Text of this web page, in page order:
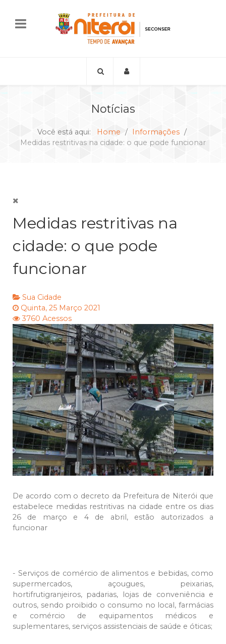
Notícias
Você está aqui: Home
Informações
Medidas restritivas na cidade: o que pode funcionar
Medidas restritivas na
cidade: o que pode
funcionar
Sua Cidade
Quinta, 25 Março 2021
3760 Acessos
De acordo com o decreto da Prefeitura de Niterói que
estabelece medidas restritivas na cidade entre os dias
26 de março e 4 de abril, estão autorizados a
funcionar
- Serviços de comércio de alimentos e bebidas, como
supermercados, açougues, peixarias,
hortifrutigranjeiros, padarias, lojas de conveniência e
outros, sendo proibido o consumo no local, farmácias
e comércio de equipamentos médicos e
suplementares, serviços assistenciais de saúde e óticas;